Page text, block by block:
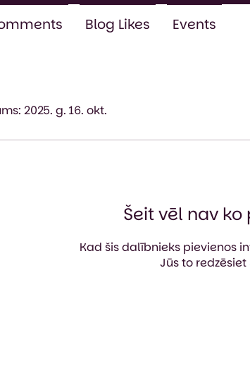
2025. g. 16. okt.
Šeit vēl nav
Kad šis dalībnieks pievienos
Jūs to redzēsiet
Blog Likes Events